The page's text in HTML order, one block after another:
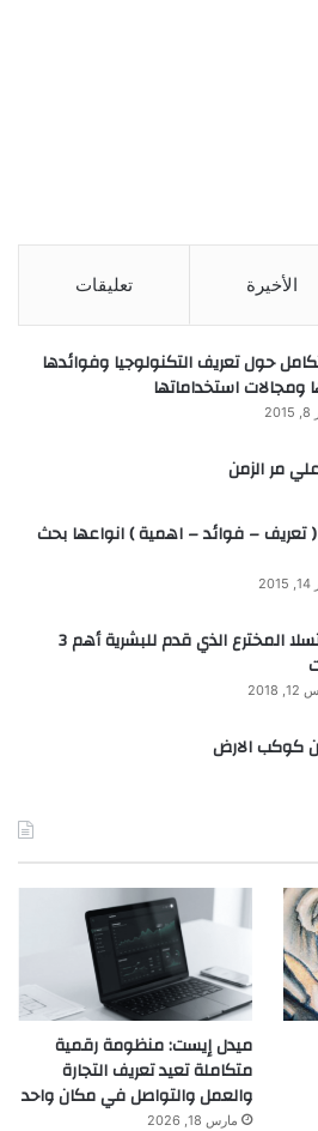
الأخيرة تعليقات
حول تعريف التكنولوجيا وفوائدها
ومجالات استخداماتها
مر الزمن
( تعريف – فوائد – اهمية ) انواعها بحث
نيكولا تسلا المخترع الذي قدم للبشرية أهم 3
كوكب الارض
ميدل إيست: منظومة رقمية
متكاملة تعيد تعريف التجارة
والعمل والتواصل في مكان واحد
مارس 18, 2026